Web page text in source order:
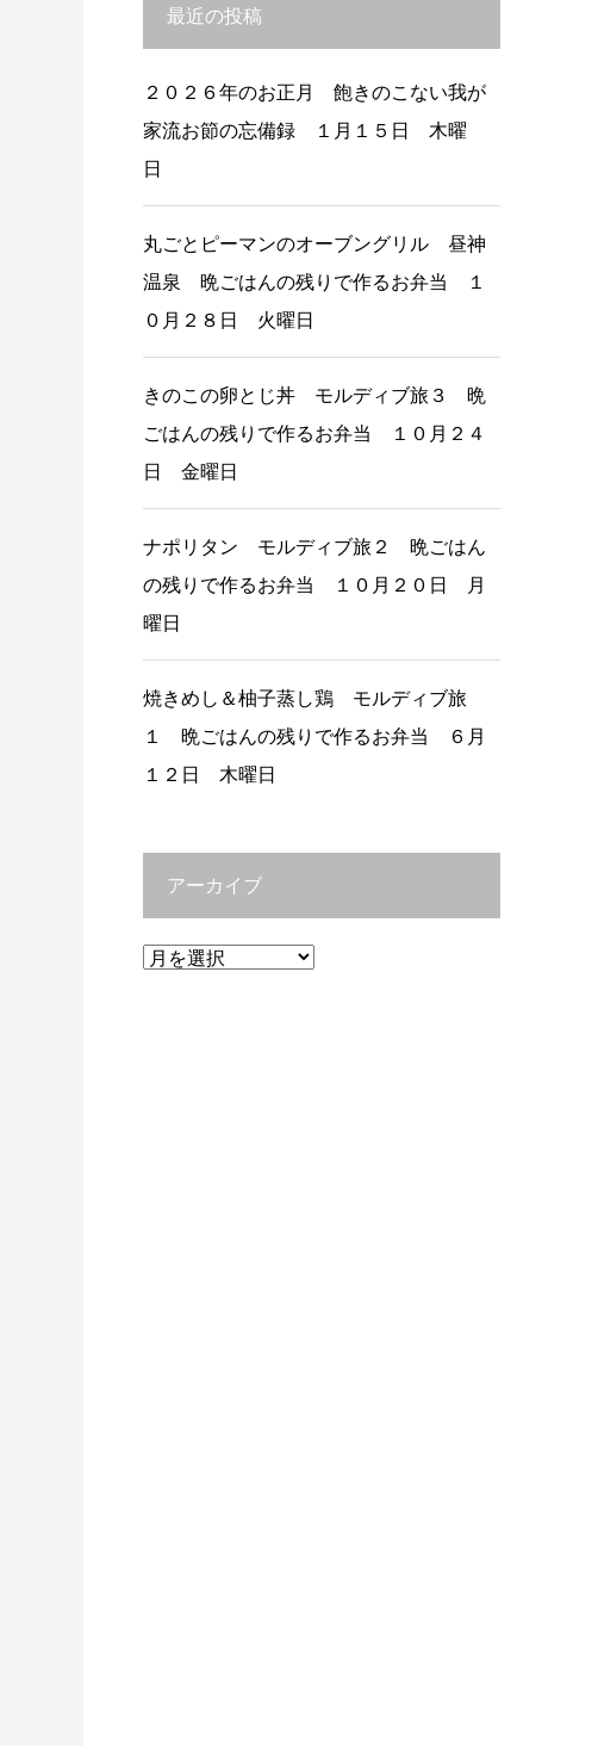
最近の投稿
２０２６年のお正月 飽きのこない我が
家流お節の忘備録 １月１５日 木曜
日
丸ごとピーマンのオーブングリル 昼神
温泉 晩ごはんの残りで作るお弁当 １
０月２８日 火曜日
きのこの卵とじ丼 モルディブ旅３ 晩
ごはんの残りで作るお弁当 １０月２４
日 金曜日
ナポリタン モルディブ旅２ 晩ごはん
の残りで作るお弁当 １０月２０日 月
曜日
焼きめし＆柚子蒸し鶏 モルディブ旅
１ 晩ごはんの残りで作るお弁当 ６月
１２日 木曜日
アーカイブ